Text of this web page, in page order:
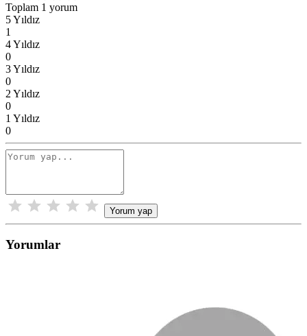
Toplam 1 yorum
5 Yıldız
1
4 Yıldız
0
3 Yıldız
0
2 Yıldız
0
1 Yıldız
0
Yorum yap
Yorumlar